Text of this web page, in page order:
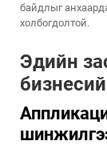
байдлыг
холбогдолтой.
Эдийн